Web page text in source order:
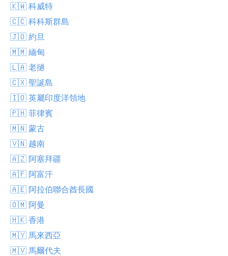
🇰🇼 科威特
🇨🇨 科科斯群島
🇯🇴 約旦
🇲🇲 緬甸
🇱🇦 老撾
🇨🇽 聖誕島
🇮🇴 英屬印度洋領地
🇵🇭 菲律賓
🇲🇳 蒙古
🇻🇳 越南
🇦🇿 阿塞拜疆
🇦🇫 阿富汗
🇦🇪 阿拉伯聯合酋長國
🇴🇲 阿曼
🇭🇰 香港
🇲🇾 馬來西亞
🇲🇻 馬爾代夫